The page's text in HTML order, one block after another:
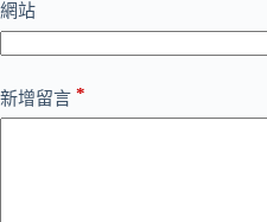
網站
新增留言 *